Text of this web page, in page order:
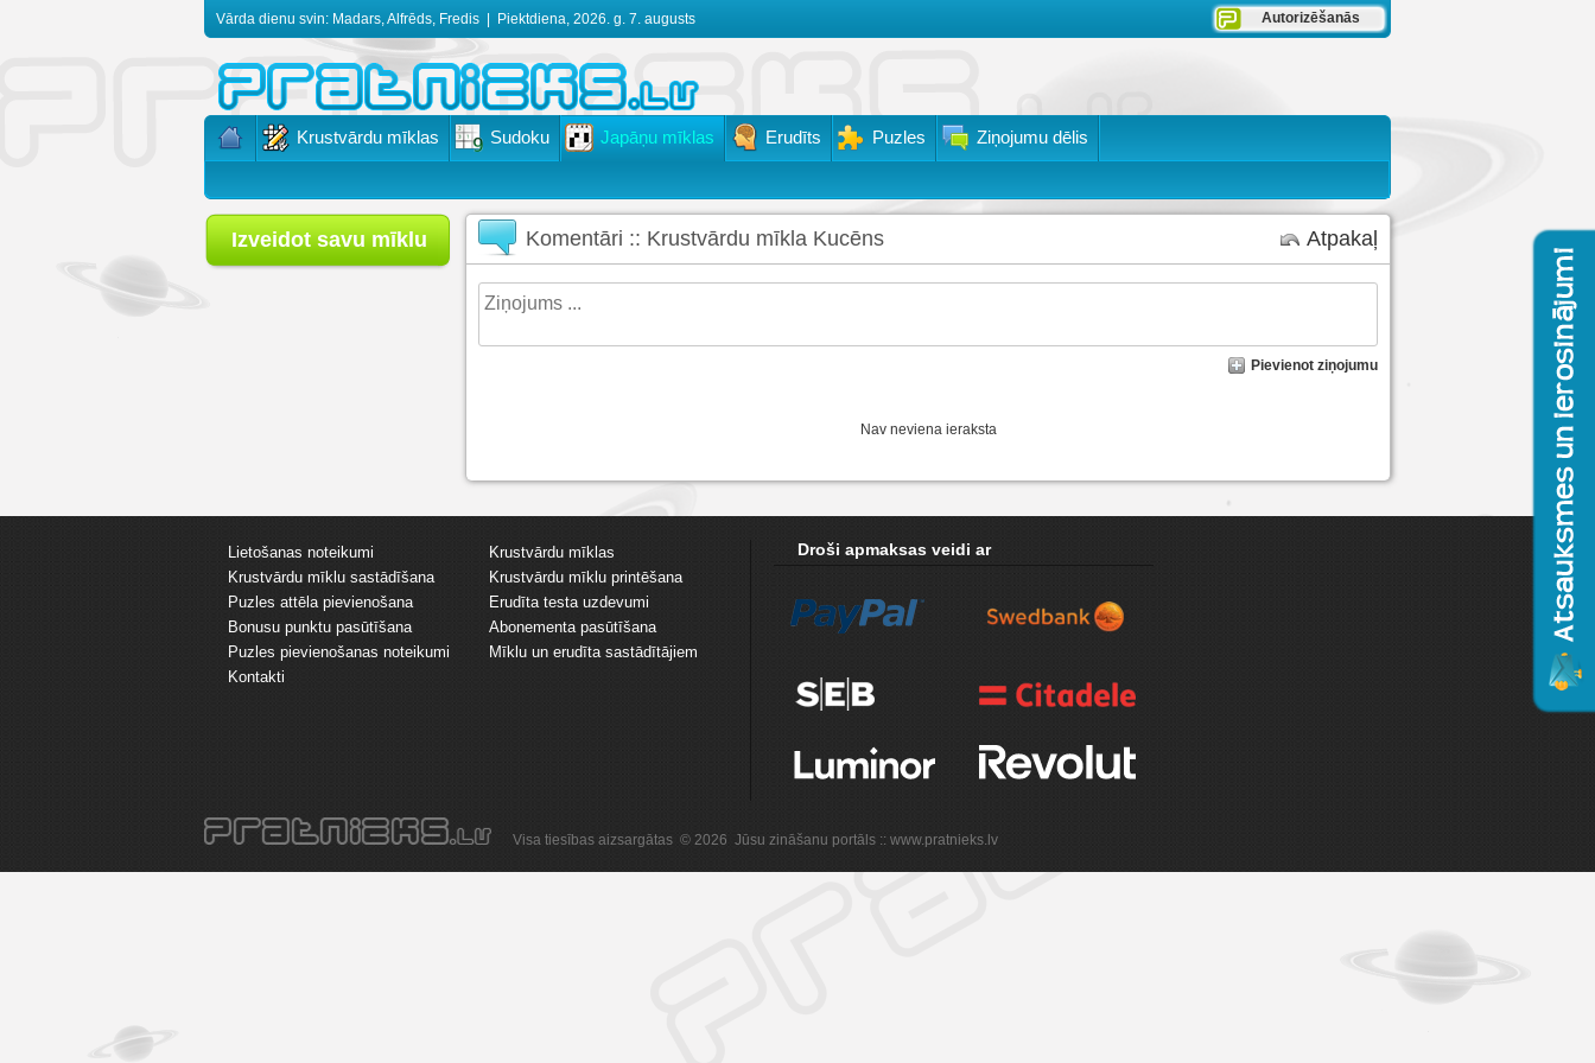
Vārda dienu svin: Madars, Alfrēds, Fredis Piektdiena, 2026. g. 7. augusts Autorizēšanās
Krustvārdu mīklas Sudoku Japāņu mīklas Erudīts Puzles Ziņojumu dēlis
Izveidot savu mīklu Komentāri :: Krustvārdu mīkla Kucēns Atpakaļ
Pievienot ziņojumu
Nav neviena ieraksta
Lietošanas noteikumi
Krustvārdu mīklas
Krustvārdu mīklu sastādīšana
Krustvārdu mīklu printēšana
Puzles attēla pievienošana
Erudīta testa uzdevumi
Bonusu punktu pasūtīšana
Abonementa pasūtīšana
Puzles pievienošanas noteikumi
Mīklu un erudīta sastādītājiem
Kontakti
Droši apmaksas veidi ar
Visa tiesības aizsargātas © 2026 Jūsu zināšanu portāls :: www.pratnieks.lv